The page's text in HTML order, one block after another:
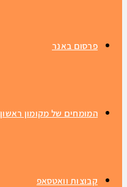
פרסום באנר
המומחים של מקומון ראשון
קבוצות וואטסאפ